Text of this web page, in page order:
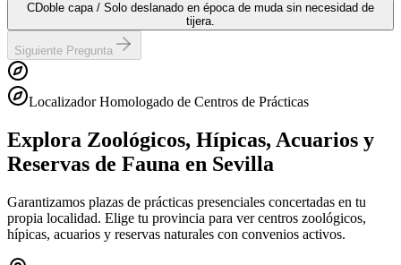
CDoble capa / Solo deslanado en época de muda sin necesidad de
tijera.
Siguiente Pregunta
Localizador Homologado de Centros de Prácticas
Explora Zoológicos, Hípicas, Acuarios y
Reservas de Fauna en Sevilla
Garantizamos plazas de prácticas presenciales concertadas en tu
propia localidad. Elige tu provincia para ver centros zoológicos,
hípicas, acuarios y reservas naturales con convenios activos.